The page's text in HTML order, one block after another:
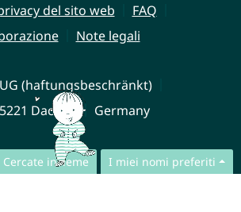
Cercate insieme I miei nomi preferiti
del sito web
FAQ
Note legali
(haftungsbeschränkt)
Dachau Germany